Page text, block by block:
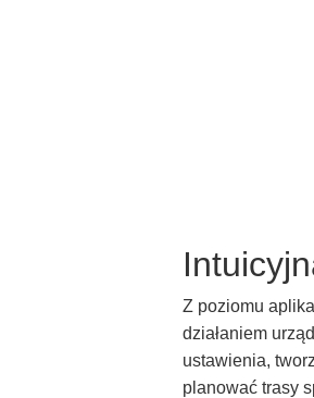
Z poziomu
działaniem
ustawienia,
planować trasy